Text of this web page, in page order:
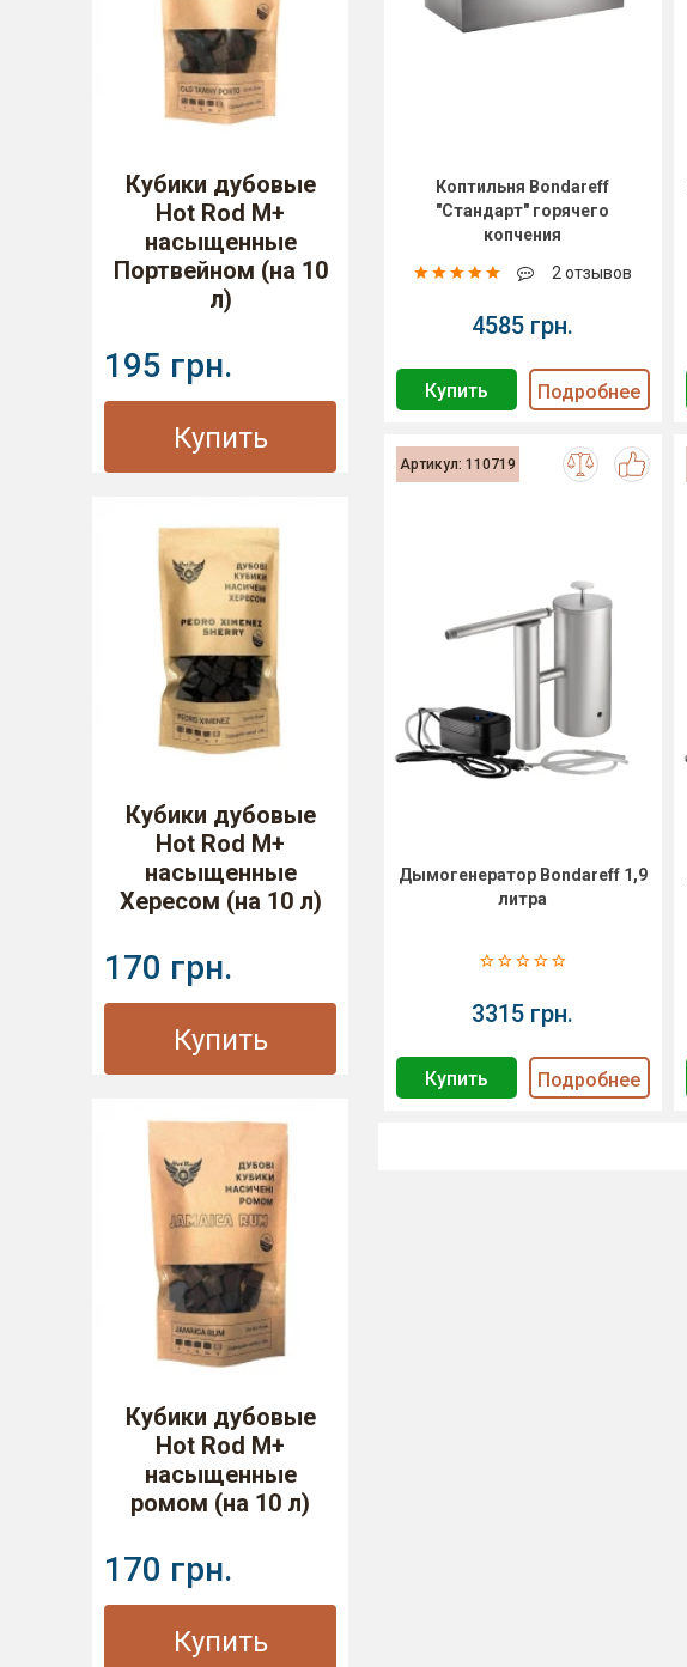
Кубики дубовые
Hot Rod M+
насыщенные
Портвейном (на 10
л)
195 грн.
Купить
Кубики дубовые
Hot Rod M+
насыщенные
Хересом (на 10 л)
170 грн.
Купить
Кубики дубовые
Hot Rod M+
насыщенные
ромом (на 10 л)
170 грн.
Купить
Коптильня Bondareff
"Стандарт" горячего
копчения
2 отзывов
4585 грн.
Купить Подробнее
Артикул: 110719
Дымогенератор Bondareff 1,9
литра
3315 грн.
Купить Подробнее